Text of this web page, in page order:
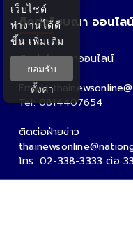
ติดต่อโฆษณา ออนไลน์
ติดต่อโฆษณาออนไลน์
คุณอ้อ
Email :
Tel: 0814407654
ติดต่อฝ่ายข่าว
โทร. 02-338-3333 ต่อ
เว็บไซต์
ทำงานได้ดี
ขึ้น เพิ่มเติม
ยอมรับ
ตั้งค่า